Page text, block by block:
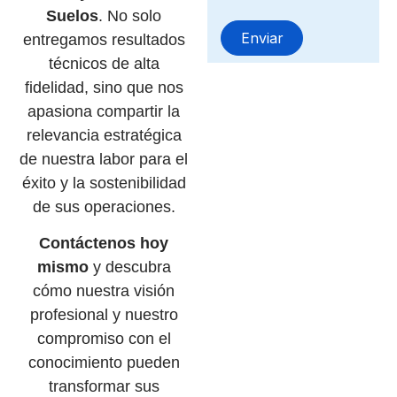
Suelos. No solo
entregamos resultados
técnicos de alta
fidelidad, sino que nos
apasiona compartir la
relevancia estratégica
de nuestra labor para el
éxito y la sostenibilidad
de sus operaciones.
Contáctenos hoy
mismoy descubra
cómo nuestra visión
profesional y nuestro
compromiso con el
conocimiento pueden
transformar sus